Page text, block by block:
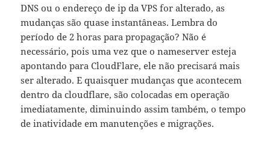
DNS ou o endereço de ip da VPS for alterado, as
mudanças são quase instantâneas. Lembra do
período de 2 horas para propagação? Não é
necessário, pois uma vez que o nameserver esteja
apontando para CloudFlare, ele não precisará mais
ser alterado. E quaisquer mudanças que acontecem
dentro da cloudflare, são colocadas em operação
imediatamente, diminuindo assim também, o tempo
de inatividade em manutenções e migrações.